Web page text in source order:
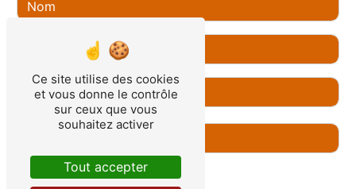
Combien font quatre plus sept
Ce site utilise des cookies
et vous donne le contrôle
sur ceux que vous
souhaitez activer
Tout accepter